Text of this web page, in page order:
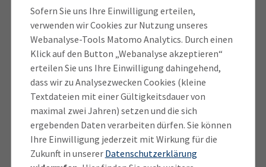
Sofern Sie uns Ihre Einwilligung erteilen,
verwenden wir Cookies zur Nutzung unseres
Webanalyse-Tools Matomo Analytics. Durch einen
Klick auf den Button „Webanalyse akzeptieren“
erteilen Sie uns Ihre Einwilligung dahingehend,
dass wir zu Analysezwecken Cookies (kleine
Textdateien mit einer Gültigkeitsdauer von
maximal zwei Jahren) setzen und die sich
ergebenden Daten verarbeiten dürfen. Sie können
Ihre Einwilligung jederzeit mit Wirkung für die
Zukunft in unserer Datenschutzerklärung
Erfolg der Absolventinnen und Absolventen. Es ist
auch ein starkes Signal für unseren
Wirtschaftsstandort. Ich darf den Preisträgerinnen
und Preisträgern zu ihren herausragenden
Leistungen gratulieren.“
Gößl und Eisenreich dankten auch den rund 9.000
ehrenamtlichen Prüferinnen und Prüfern der IHK für
München und Oberbayern, deren Expertise und
Engagement bei den 60.000 IHK-Prüfungen pro Jahr,